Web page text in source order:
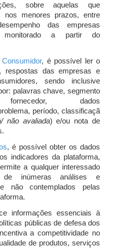
sobre aquelas que
nos menores prazos, entre
das empresas
monitorado a partir do
, é possível ler o
respostas das empresas e
sendo inclusive
palavras chave, segmento
dados
período, classificaçã
não avaliada) e/ou nota de
, é possível obter os dados
indicadores da plataforma,
a qualquer interessado
de inúmeras análises e
não contemplados pelas
informações essenciais à
públicas de defesa dos
a competitividade no
de produtos, serviços